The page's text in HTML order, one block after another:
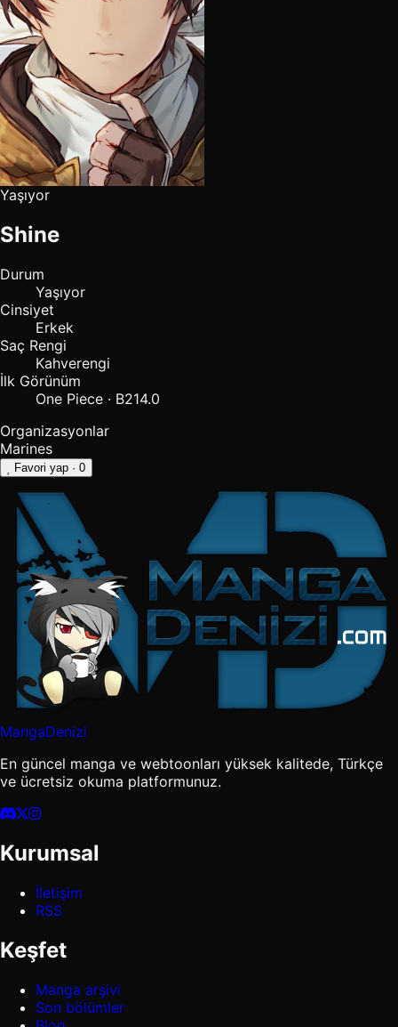
Yaşıyor
Shine
Durum
Yaşıyor
Cinsiyet
Erkek
Saç Rengi
Kahverengi
İlk Görünüm
One Piece · B214.0
Organizasyonlar
Marines
Favori yap · 0
MangaDenizi
En güncel manga ve webtoonları yüksek kalitede, Türkçe
ve ücretsiz okuma platformunuz.
Kurumsal
İletişim
RSS
Keşfet
Manga arşivi
Son bölümler